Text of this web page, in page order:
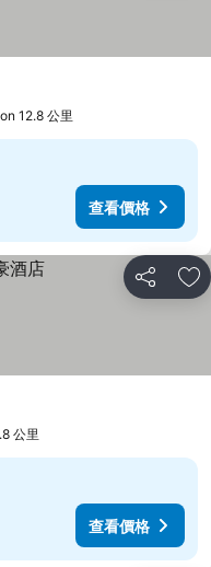
12.8 公里
查看價格
分享 放
公里
查看價格